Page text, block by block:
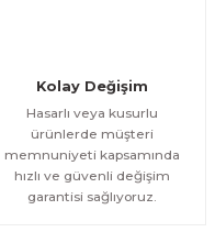
%12
Tablo
Kolay Değişim
Hasarlı veya kusurlu
ürünlerde müşteri
memnuniyeti kapsamında
hızlı ve güvenli değişim
garantisi sağlıyoruz.